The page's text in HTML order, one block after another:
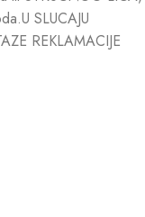
SLUCAJU
REKLAMACIJE